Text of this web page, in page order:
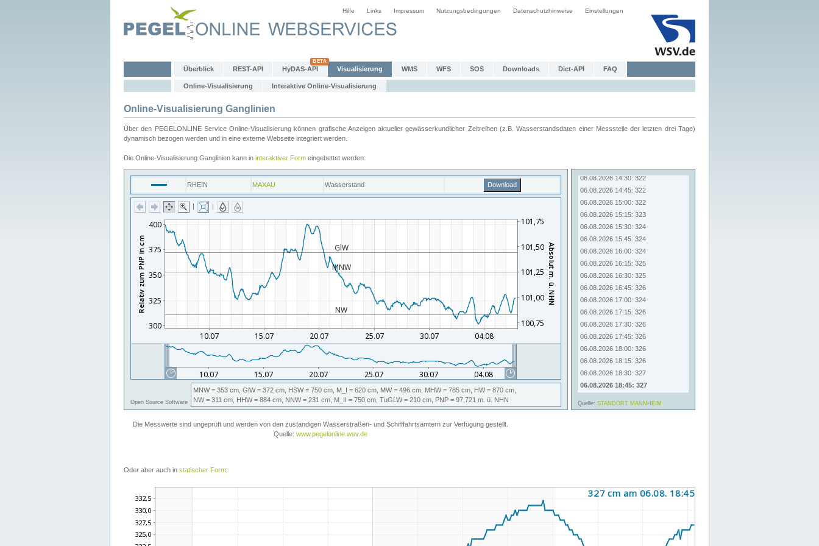
Hilfe Links Impressum Nutzungsbedingungen Datenschutzhinweise Einstellungen
Überblick REST-API HyDAS-API Visualisierung WMS WFS SOS Downloads Dict-API FAQ
Online-Visualisierung Interaktive Online-Visualisierung
Online-Visualisierung Ganglinien
Über den PEGELONLINE Service Online-Visualisierung können grafische Anzeigen aktueller gewässerkundlicher Zeitreihen (z.B. Wasserstandsdaten einer Messstelle der letzten drei Tage)
dynamisch bezogen werden und in eine externe Webseite integriert werden.
Die Online-Visualisierung Ganglinien kann in interaktiver Form eingebettet werden:
Oder aber auch in statischer Form: